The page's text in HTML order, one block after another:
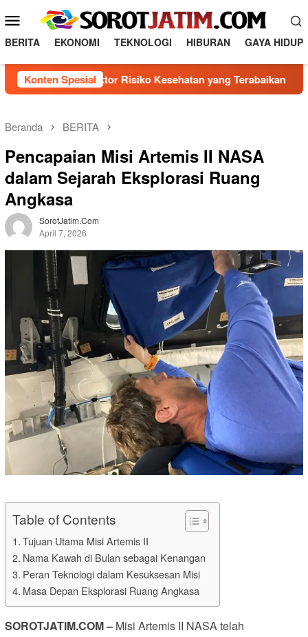
o
a
e
e
u
M
b
l
e
BERITA EKONOMI TEKNOLOGI HIBURAN GAYA HIDUP
Konten Spesial
5 Faktor Risiko Kesehatan yang Terabaikan
Beranda BERITA
Pencapaian Misi Artemis II NASA
dalam Sejarah Eksplorasi Ruang
Angkasa
SorotJatim.com
April 7, 2026
Table of Contents
Tujuan Utama Misi Artemis II
Nama Kawah di Bulan sebagai Kenangan
Peran Teknologi dalam Kesuksesan Misi
Masa Depan Eksplorasi Ruang Angkasa
SOROTJATIM.COM – Misi Artemis II NASA telah